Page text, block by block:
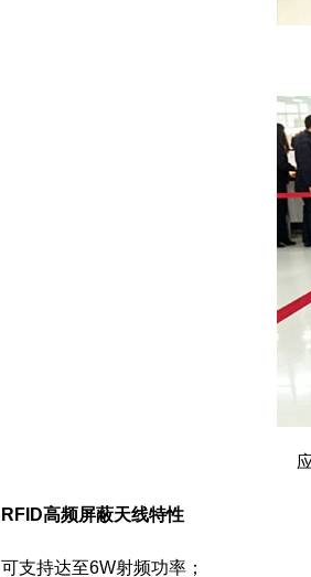
RFID高频屏蔽天线特性
可支持达至6W射频功率；